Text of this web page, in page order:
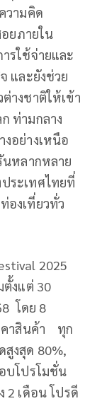
วามคิด
อยภายใน
รใช้จ่ายและ
และยังช่วย
างชาติให้เข้า
ท่ามกลาง
อย่างเหนือ
นหลากหลาย
ระเทศไทยที่
องเที่ยวทั่ว
2025
ตั้งแต่ 30
โดย 8
คาสินค้า ทุก
งสุด 80%,
บโปรโมชั่น
2 เดือน โปรดี